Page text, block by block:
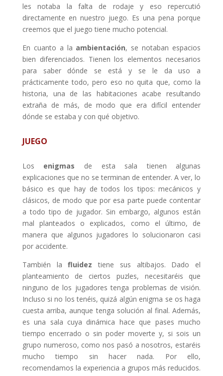
les notaba la falta de rodaje y eso repercutió
directamente en nuestro juego. Es una pena porque
creemos que el juego tiene mucho potencial.
En cuanto a la ambientación, se notaban espacios
bien diferenciados. Tienen los elementos necesarios
para saber dónde se está y se le da uso a
prácticamente todo, pero eso no quita que, como la
historia, una de las habitaciones acabe resultando
extraña de más, de modo que era difícil entender
dónde se estaba y con qué objetivo.
JUEGO
Los enigmas de esta sala tienen algunas
explicaciones que no se terminan de entender. A ver, lo
básico es que hay de todos los tipos: mecánicos y
clásicos, de modo que por esa parte puede contentar
a todo tipo de jugador. Sin embargo, algunos están
mal planteados o explicados, como el último, de
manera que algunos jugadores lo solucionaron casi
por accidente.
También lafluidez tiene sus altibajos. Dado el
planteamiento de ciertos puzles, necesitaréis que
ninguno de los jugadores tenga problemas de visión.
Incluso si no los tenéis, quizá algún enigma se os haga
cuesta arriba, aunque tenga solución al final. Además,
es una sala cuya dinámica hace que pases mucho
tiempo encerrado o sin poder moverte y, si sois un
grupo numeroso, como nos pasó a nosotros, estaréis
mucho tiempo sin hacer nada. Por ello,
recomendamos la experiencia a grupos más reducidos.